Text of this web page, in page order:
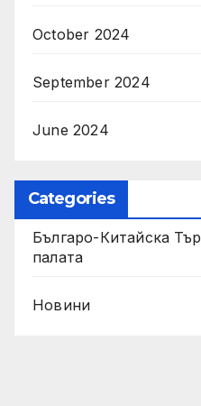
October 2024
September 2024
June 2024
Categories
Българо-Китайска
палaта
Новини